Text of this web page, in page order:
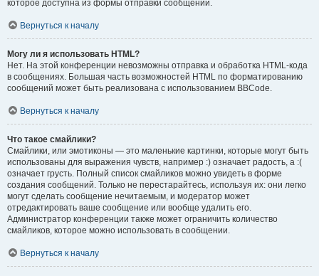
которое доступна из формы отправки сообщений.
Вернуться к началу
Могу ли я использовать HTML?
Нет. На этой конференции невозможны отправка и обработка HTML-кода
в сообщениях. Большая часть возможностей HTML по форматированию
сообщений может быть реализована с использованием BBCode.
Вернуться к началу
Что такое смайлики?
Смайлики, или эмотиконы — это маленькие картинки, которые могут быть
использованы для выражения чувств, например :) означает радость, а :(
означает грусть. Полный список смайликов можно увидеть в форме
создания сообщений. Только не перестарайтесь, используя их: они легко
могут сделать сообщение нечитаемым, и модератор может
отредактировать ваше сообщение или вообще удалить его.
Администратор конференции также может ограничить количество
смайликов, которое можно использовать в сообщении.
Вернуться к началу